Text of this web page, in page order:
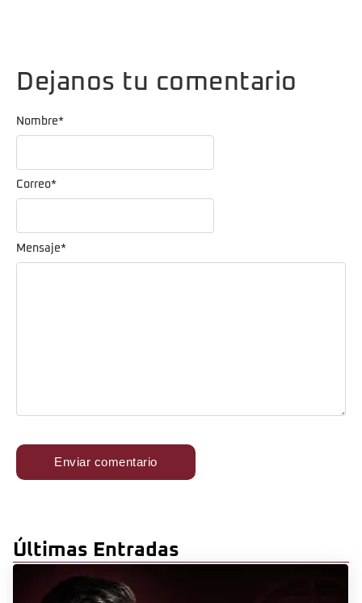
Dejanos tu comentario
Mensaje*
Nombre*
Correo*
Últimas Entradas